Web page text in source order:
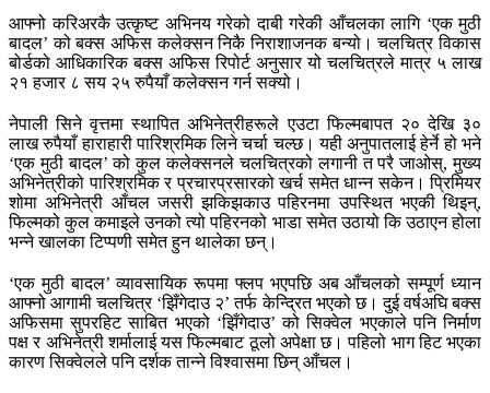
आफ्नो करिअरकै उत्कृष्ट अभिनय गरेको दाबी गरेकी आँचलका लागि ‘एक मुठी
बादल’ को बक्स अफिस कलेक्सन निकै निराशाजनक बन्यो। चलचित्र विकास
बोर्डको आधिकारिक बक्स अफिस रिपोर्ट अनुसार यो चलचित्रले मात्र ५ लाख
२१ हजार ८ सय २५ रुपैयाँ कलेक्सन गर्न सक्यो।
नेपाली सिने वृत्तमा स्थापित अभिनेत्रीहरूले एउटा फिल्मबापत २० देखि ३०
लाख रुपैयाँ हाराहारी पारिश्रमिक लिने चर्चा चल्छ। यही अनुपातलाई हेर्ने हो भने
‘एक मुठी बादल’ को कुल कलेक्सनले चलचित्रको लगानी त परै जाओस्, मुख्य
अभिनेत्रीको पारिश्रमिक र प्रचारप्रसारको खर्च समेत धान्न सकेन। प्रिमियर
शोमा अभिनेत्री आँचल जसरी झकिझकाउ पहिरनमा उपस्थित भएकी थिइन्,
फिल्मको कुल कमाइले उनको त्यो पहिरनको भाडा समेत उठायो कि उठाएन होला
भन्ने खालका टिप्पणी समेत हुन थालेका छन्।
‘एक मुठी बादल’ व्यावसायिक रूपमा फ्लप भएपछि अब आँचलको सम्पूर्ण ध्यान
आफ्नो आगामी चलचित्र ‘झिँगेदाउ २’ तर्फ केन्द्रित भएको छ। दुई वर्षअघि बक्स
अफिसमा सुपरहिट साबित भएको ‘झिँगेदाउ’ को सिक्वेल भएकाले पनि निर्माण
पक्ष र अभिनेत्री शर्मालाई यस फिल्मबाट ठूलो अपेक्षा छ। पहिलो भाग हिट भएका
कारण सिक्वेलले पनि दर्शक तान्ने विश्वासमा छिन् आँचल।